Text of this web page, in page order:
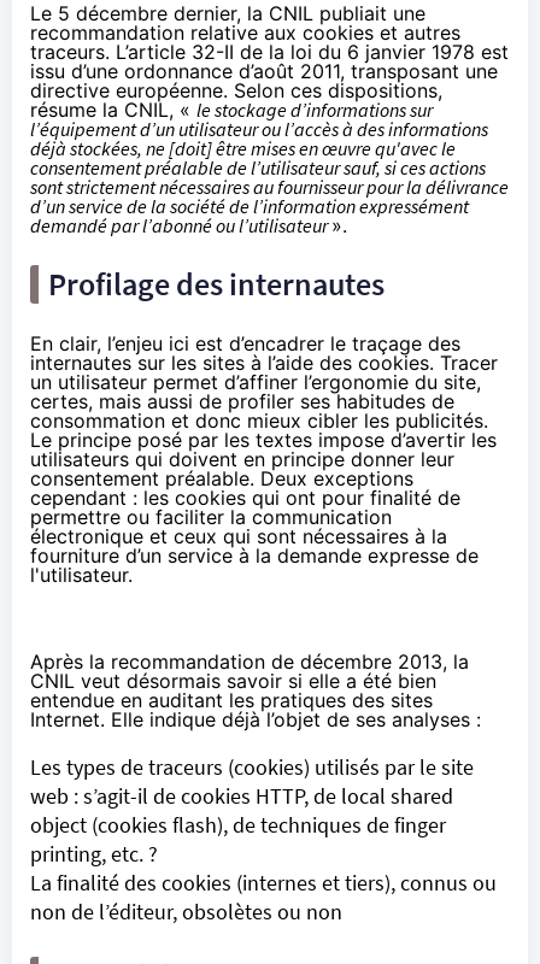
Le 5 décembre dernier, la CNIL publiait une
recommandation relative aux cookies et autres
traceurs. L’article 32-II de la loi du 6 janvier 1978 est
issu d’une ordonnance d’août 2011, transposant une
directive européenne. Selon ces dispositions,
résume la CNIL, « le stockage d’informations sur
l’équipement d’un utilisateur ou l’accès à des informations
déjà stockées, ne [doit] être mises en œuvre qu'avec le
consentement préalable de l’utilisateur sauf, si ces actions
sont strictement nécessaires au fournisseur pour la délivrance
d’un service de la société de l’information expressément
demandé par l’abonné ou l’utilisateur».
Profilage des internautes
En clair, l’enjeu ici est d’encadrer le traçage des
internautes sur les sites à l’aide des cookies. Tracer
un utilisateur permet d’affiner l’ergonomie du site,
certes, mais aussi de profiler ses habitudes de
consommation et donc mieux cibler les publicités.
Le principe posé par les textes impose d’avertir les
utilisateurs qui doivent en principe donner leur
consentement préalable. Deux exceptions
cependant : les cookies qui ont pour finalité de
permettre ou faciliter la communication
électronique et ceux qui sont nécessaires à la
fourniture d’un service à la demande expresse de
l'utilisateur.
Après la recommandation de décembre 2013, la
CNIL veut désormais savoir si elle a été bien
entendue en auditant les pratiques des sites
Internet. Elle indique déjà l’objet de ses analyses :
Les types de traceurs (cookies) utilisés par le site
web : s’agit-il de cookies HTTP, de local shared
object (cookies flash), de techniques de finger
printing, etc. ?
La finalité des cookies (internes et tiers), connus ou
non de l’éditeur, obsolètes ou non